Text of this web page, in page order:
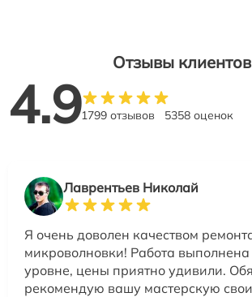
Отзывы клиентов
4.91799 отзывов 5358 оценок
Лаврентьев Николай
Я очень доволен качеством
микроволновки! Работа
уровне, цены приятно удивили.
рекомендую вашу мастерскую